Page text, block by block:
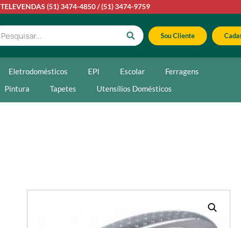
TELEVENDAS (51) 3474-4850/(51) 3474-9759
Sou Cliente
Eletrodomésticos EPI Escolar
Ferragens
Pintura Tapetes Utensílios Domésticos